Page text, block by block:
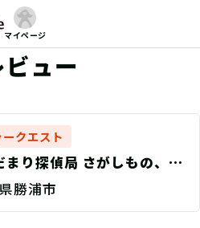
マイページ
ュー
ークエスト
まり探偵局 さがしもの、す
ます！ 商店会編
勝浦市